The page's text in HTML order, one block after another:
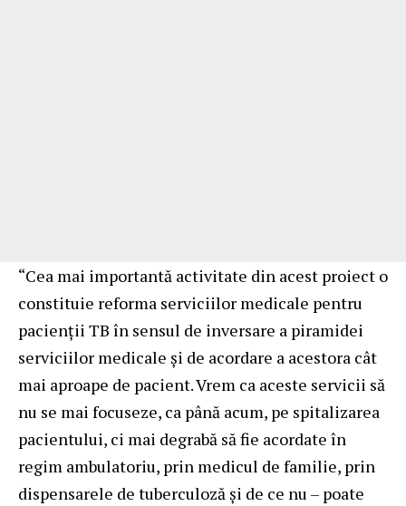
“Cea mai importantă activitate din acest proiect o
constituie reforma serviciilor medicale pentru
pacienții TB în sensul de inversare a piramidei
serviciilor medicale și de acordare a acestora cât
mai aproape de pacient. Vrem ca aceste servicii să
nu se mai focuseze, ca până acum, pe spitalizarea
pacientului, ci mai degrabă să fie acordate în
regim ambulatoriu, prin medicul de familie, prin
dispensarele de tuberculoză și de ce nu – poate